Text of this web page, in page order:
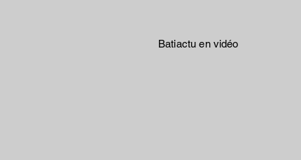
Batiactu en vidéo